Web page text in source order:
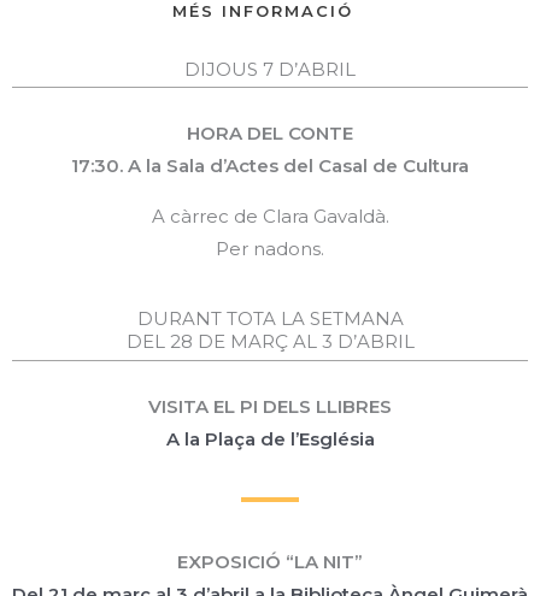
MÉS INFORMACIÓ
DIJOUS 7 D’ABRIL
HORA DEL CONTE
17:30. A la Sala d’Actes del Casal de Cultura
A càrrec de Clara Gavaldà.
Per nadons.
DURANT TOTA LA SETMANA
DEL 28 DE MARÇ AL 3 D’ABRIL
VISITA EL PI DELS LLIBRES
A la Plaça de l’Església
EXPOSICIÓ “LA NIT”